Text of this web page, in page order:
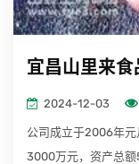
宜昌山里来
2024-12-03
公司成立于2006年
3000万元，资产总